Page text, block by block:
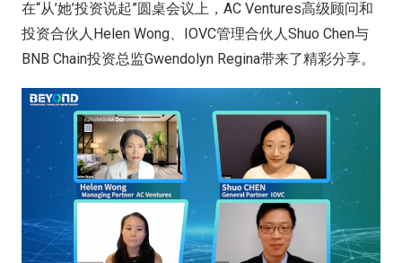
在“从’她’投资说起”圆桌会议上，AC Ventures高级顾问和
投资合伙人Helen Wong、IOVC管理合伙人Shuo Chen与
BNB Chain投资总监Gwendolyn Regina带来了精彩分享。